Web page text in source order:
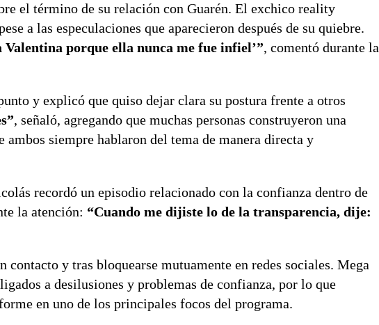
el término de su relación con Guarén. El exchico reality
a las especulaciones que aparecieron después de su quiebre.
porque ella nunca me fue infiel’”, comentó durante la
y explicó que quiso dejar clara su postura frente a otros
, señaló, agregando que muchas personas construyeron una
ambos siempre hablaron del tema de manera directa y
recordó un episodio relacionado con la confianza dentro de
la atención: “Cuando me dijiste lo de la transparencia, dije:
contacto y tras bloquearse mutuamente en redes sociales. Mega
a desilusiones y problemas de confianza, por lo que
en uno de los principales focos del programa.